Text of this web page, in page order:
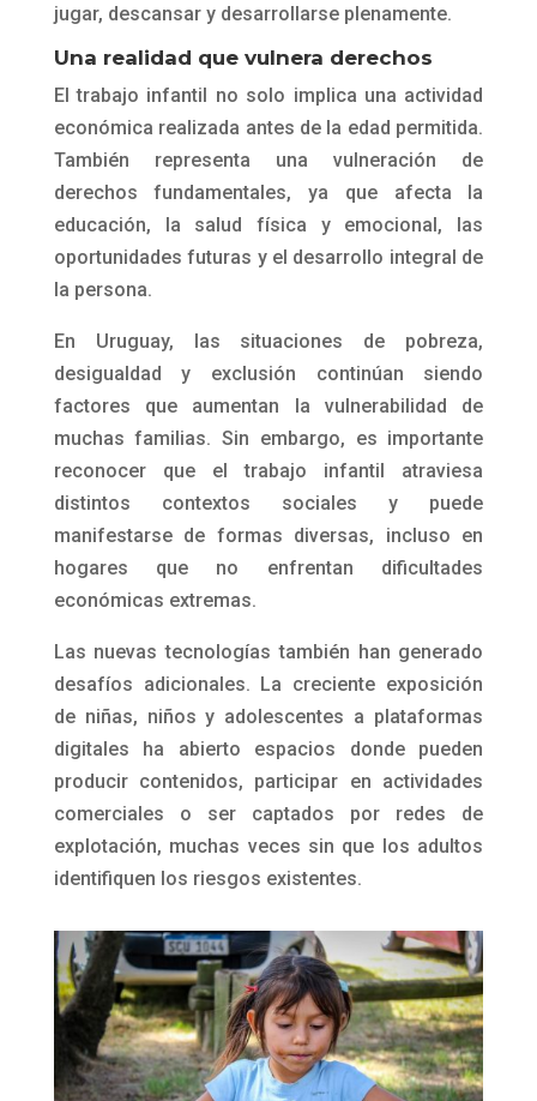
jugar, descansar y desarrollarse plenamente.
Una realidad que vulnera derechos
El trabajo infantil no solo implica una actividad
económica realizada antes de la edad permitida.
También representa una vulneración de
derechos fundamentales, ya que afecta la
educación, la salud física y emocional, las
oportunidades futuras y el desarrollo integral de
la persona.
En Uruguay, las situaciones de pobreza,
desigualdad y exclusión continúan siendo
factores que aumentan la vulnerabilidad de
muchas familias. Sin embargo, es importante
reconocer que el trabajo infantil atraviesa
distintos contextos sociales y puede
manifestarse de formas diversas, incluso en
hogares que no enfrentan dificultades
económicas extremas.
Las nuevas tecnologías también han generado
desafíos adicionales. La creciente exposición
de niñas, niños y adolescentes a plataformas
digitales ha abierto espacios donde pueden
producir contenidos, participar en actividades
comerciales o ser captados por redes de
explotación, muchas veces sin que los adultos
identifiquen los riesgos existentes.